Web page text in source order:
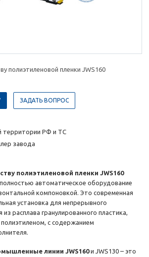
полиэтиленовой пленки JWS160
ЗАДАТЬ ВОПРОС
территории РФ и ТС
завода
полиэтиленовой пленки JWS160
автоматическое оборудование
компоновкой. Это современная
установка для непрерывного
из расплава гранулированного пластика,
с содержанием
линии JWS160и JWS130 – это